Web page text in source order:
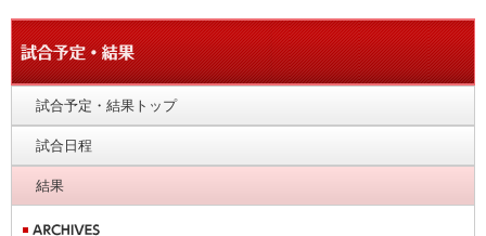
試合予定・結果トップ
試合日程
結果